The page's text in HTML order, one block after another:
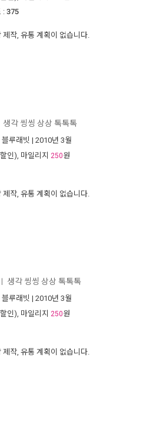
: 375
작, 유통 계획이 없습니다.
생각 씽씽 상상 톡톡톡
블루래빗 | 2010년 3월
할인), 마일리지 250원
작, 유통 계획이 없습니다.
생각 씽씽 상상 톡톡톡
블루래빗 | 2010년 3월
할인), 마일리지 250원
작, 유통 계획이 없습니다.